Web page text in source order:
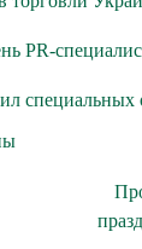
PR-
специальных